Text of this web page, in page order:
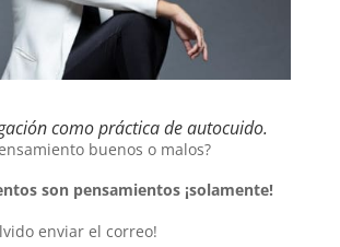
como práctica de autocuido.
buenos o malos?
son pensamientos ¡solamente!
enviar el correo!